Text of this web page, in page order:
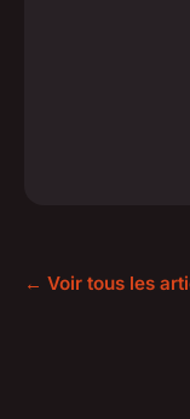
← Voir tous les